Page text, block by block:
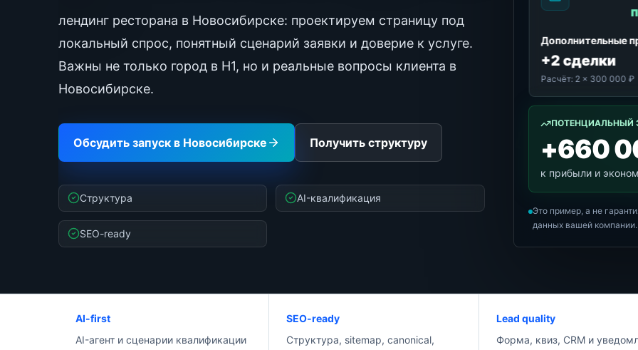
лендинг ресторана в Новосибирске: проектируем страницу под
локальный спрос, понятный сценарий заявки и доверие к услуге.
Важны не только город в H1, но и реальные вопросы клиента в
Новосибирске.
Обсудить запуск в Новосибирске Получить структуру
Структура AI-квалификация
SEO-ready
Дополнительные
+2 сделки
Расчёт:2 × 300 000 ₽
ПОТЕНЦИАЛЬНЫЙ
+660
к прибыли и
Это пример, а не
данных вашей компании.
AI-first
AI-агент и сценарии квалификации
SEO-ready
Структура, sitemap, canonical,
Lead quality
Форма, квиз, CRM и